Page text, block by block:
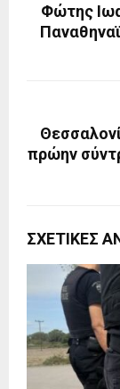
Φώτης
πρώην
ΣΧΕΤΙΚΈΣ